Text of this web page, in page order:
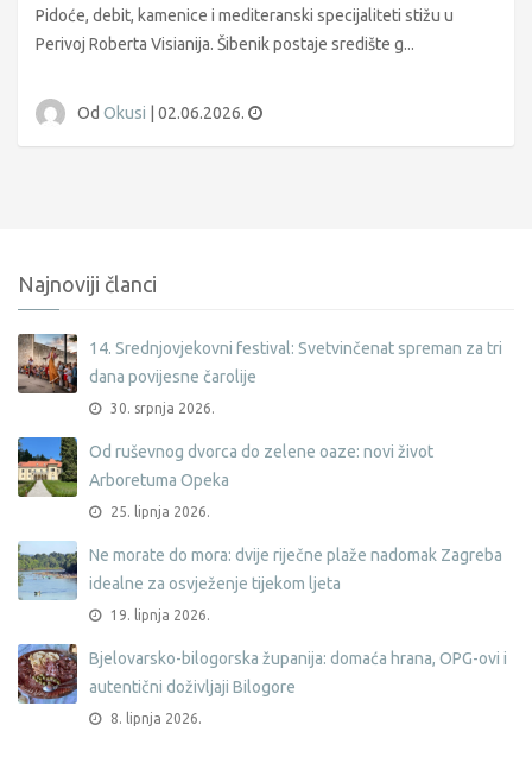
Pidoće, debit, kamenice i mediteranski specijaliteti stižu u
Perivoj Roberta Visianija. Šibenik postaje središte g...
Od Okusi | 02.06.2026.
Najnoviji članci
14. Srednjovjekovni festival: Svetvinčenat spreman za tri
dana povijesne čarolije
30. srpnja 2026.
Od ruševnog dvorca do zelene oaze: novi život
Arboretuma Opeka
25. lipnja 2026.
Ne morate do mora: dvije riječne plaže nadomak Zagreba
idealne za osvježenje tijekom ljeta
19. lipnja 2026.
Bjelovarsko-bilogorska županija: domaća hrana, OPG-ovi i
autentični doživljaji Bilogore
8. lipnja 2026.